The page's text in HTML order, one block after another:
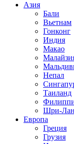
Азия
Бали
Вьетнам
Гонконг
Индия
Макао
Непал
Таиланд
Шри-
Европа
Греция
Грузия